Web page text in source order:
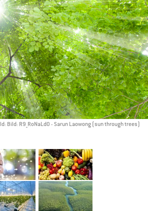
Bild: R9_RoNaLdO - Sarun Laowong (sun through trees)